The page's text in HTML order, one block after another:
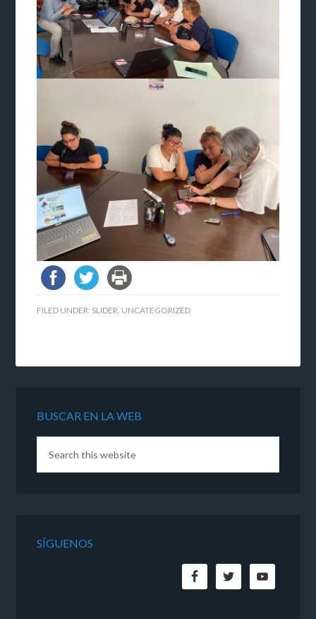
FILED UNDER: SLIDER UNCATEGORIZED
BUSCAR EN LA WEB
SÍGUENOS